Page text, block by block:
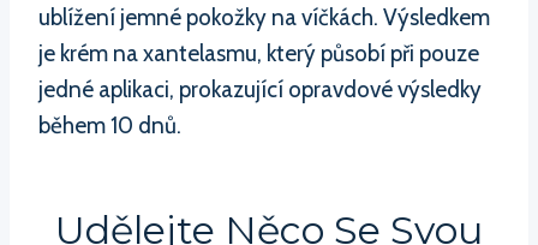
ublížení jemné pokožky na víčkách. Výsledkem
je krém na xantelasmu, který působí při pouze
jedné aplikaci, prokazující opravdové výsledky
během 10 dnů.
Udělejte Něco Se Svou